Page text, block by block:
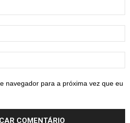
navegador para a próxima vez que eu